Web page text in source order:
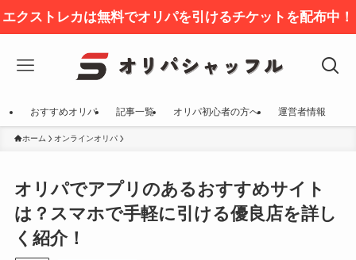
エクストレカは無料でオリパを引けるチケットを配布中！
おすすめオリパ 記事一覧 オリパ初心者の方へ 運営者情報
ホーム オンラインオリパ
オリパでアプリのあるおすすめサイト
は？スマホで手軽に引ける優良店を詳し
く紹介！